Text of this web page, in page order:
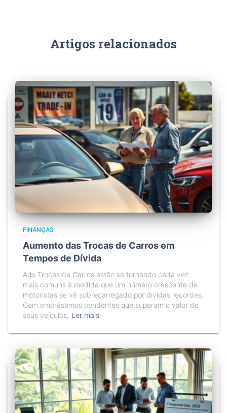
Artigos relacionados
FINANÇAS
Aumento das Trocas de Carros em
Tempos de Dívida
Ads Trocas de Carros estão se tornando cada vez
mais comuns à medida que um número crescente de
motoristas se vê sobrecarregado por dívidas recordes.
Com empréstimos pendentes que superam o valor de
seus veículos, Ler mais